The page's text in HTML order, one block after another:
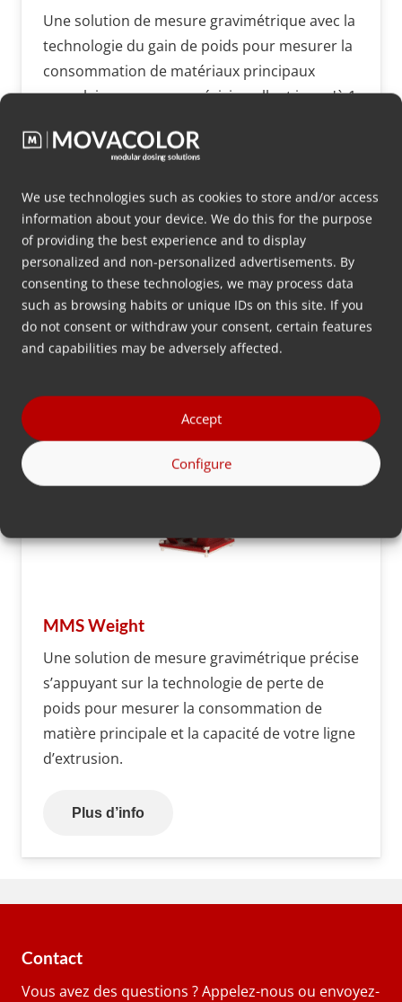
We use technologies such as cookies to store and/or access
information about your device. We do this for the purpose
of providing the best experience and to display
personalized and non-personalized advertisements. By
consenting to these technologies, we may process data
such as browsing habits or unique IDs on this site. If you
do not consent or withdraw your consent, certain features
and capabilities may be adversely affected.
Accept
Configure
Une solution de mesure gravimétrique avec la
technologie du gain de poids pour mesurer la
consommation de matériaux principaux
granulaires avec une précision allant jusqu'à 1
MMS
MMS Weight
Une solution de mesure gravimétrique précise
s’appuyant sur la technologie de perte de
poids pour mesurer la consommation de
matière principale et la capacité de votre ligne
d’extrusion.
Plus d’info
Contact
Vous avez des questions ? Appelez-nous ou envoyez-